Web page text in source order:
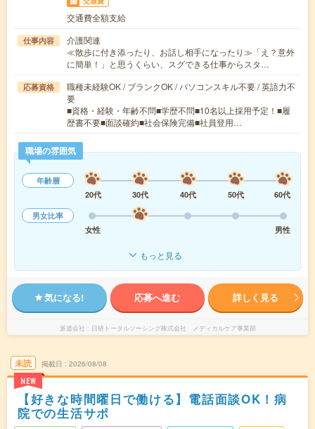
交通費全額支給
仕事内容
介護関連
≪散歩に付き添ったり、お話し相手になったり≫「え？意外
に簡単！」と思うくらい、スグできる仕事からスタ…
応募資格
職種未経験OK / ブランクOK / パソコンスキル不要 / 英語力不
要
■資格・経験・年齢不問■学歴不問■10名以上採用予定！■履
歴書不要■面談確約■社会保険完備■社員登用…
職場の雰囲気
年齢層
20代
30代 40代 50代
60代
男女比率
女性
男性
もっと見る
気になる! 応募へ進む 詳しく見る
派遣会社 日研トータルソーシング株式会社 メディカルケア事業部
未読
NEW
掲載日 2026/08/08
【好きな時間曜日で働ける】電話面談OK！病
院での生活サポ